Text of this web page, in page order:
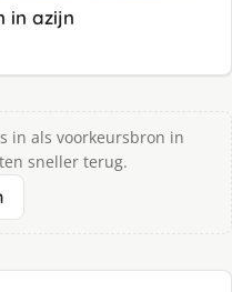
in azijn
in als voorkeursbron in
sneller terug.